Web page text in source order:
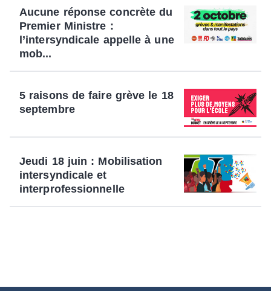
Aucune réponse concrète du
Premier Ministre :
l’intersyndicale appelle à une
mob...
5 raisons de faire grève le 18
septembre
Jeudi 18 juin : Mobilisation
intersyndicale et
interprofessionnelle